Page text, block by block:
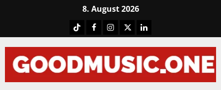
8. August 2026
TiktokFacebook
Instagram
X LinkedIN